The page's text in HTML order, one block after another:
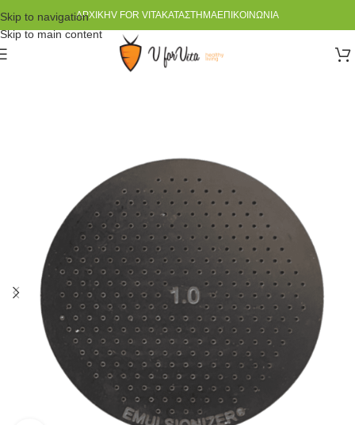
Skip to navigation
Skip to main content
ΑΡΧΙΚΉV FOR VITAΚΑΤΆΣΤΗΜΑΕΠΙΚΟΙΝΩΝΊΑ